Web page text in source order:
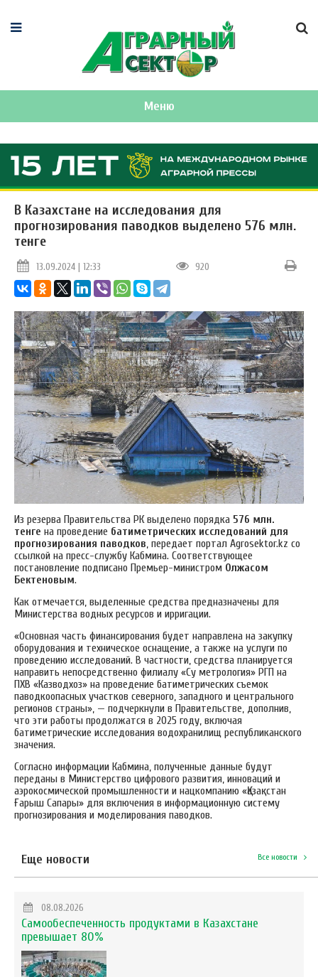
Меню
В Казахстане на исследования для
прогнозирования паводков выделено 576 млн.
тенге
13.09.2024 | 12:33 920
Из резерва Правительства РК выделено порядка 576 млн.
тенге на проведение батиметрических исследований для
прогнозирования паводков, передает портал Аgrosektor.kz со
ссылкой на пресс-службу Кабмина. Соответствующее
постановление подписано Премьер-министром Олжасом
Бектеновым.
Как отмечается, выделенные средства предназначены для
Министерства водных ресурсов и ирригации.
«Основная часть финансирования будет направлена на закупку
оборудования и техническое оснащение, а также на услуги по
проведению исследований. В частности, средства планируется
направить непосредственно филиалу «Су метрология» РГП на
ПХВ «Казводхоз» на проведение батиметрических съемок
паводкоопасных участков северного, западного и центрального
регионов страны», — подчеркнули в Правительстве, дополнив,
что эти работы продолжатся в 2025 году, включая
батиметрические исследования водохранилищ республиканского
значения.
Согласно информации Кабмина, полученные данные будут
переданы в Министерство цифрового развития, инноваций и
аэрокосмической промышленности и нацкомпанию «Қазақстан
Ғарыш Сапары» для включения в информационную систему
прогнозирования и моделирования паводков.
Еще новости Все новости
08.08.2026
Самообеспеченность продуктами в Казахстане
превышает 80%